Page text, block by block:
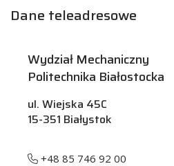
Dane teleadresowe
Wydział Mechaniczny
Politechnika Białostocka
ul. Wiejska 45C
15-351 Białystok
+48 85 746 92 00